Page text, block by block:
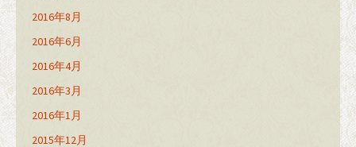
2016年8月
2016年6月
2016年4月
2016年3月
2016年1月
2015年12月